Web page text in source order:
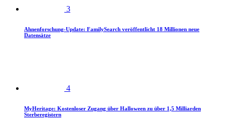
3
Ahnenforschung-Update: FamilySearch veröffentlicht 18 Millionen neue
Datensätze
4
MyHeritage: Kostenloser Zugang über Halloween zu über 1,5 Milliarden
Sterberegistern